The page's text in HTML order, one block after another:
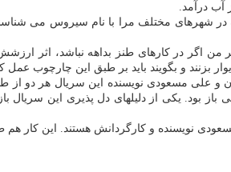
آب درآمد.
در شهرهای مختلف مرا با نام سیروس می
اگر در كارهای طنز بداهه نباشد، اثر
بزنند و بگویند باید بر طبق این چارچوب
و علی مسعودی نویسنده این سریال هر دو
باز بود. یكی از دلیلهای دل پذیری این